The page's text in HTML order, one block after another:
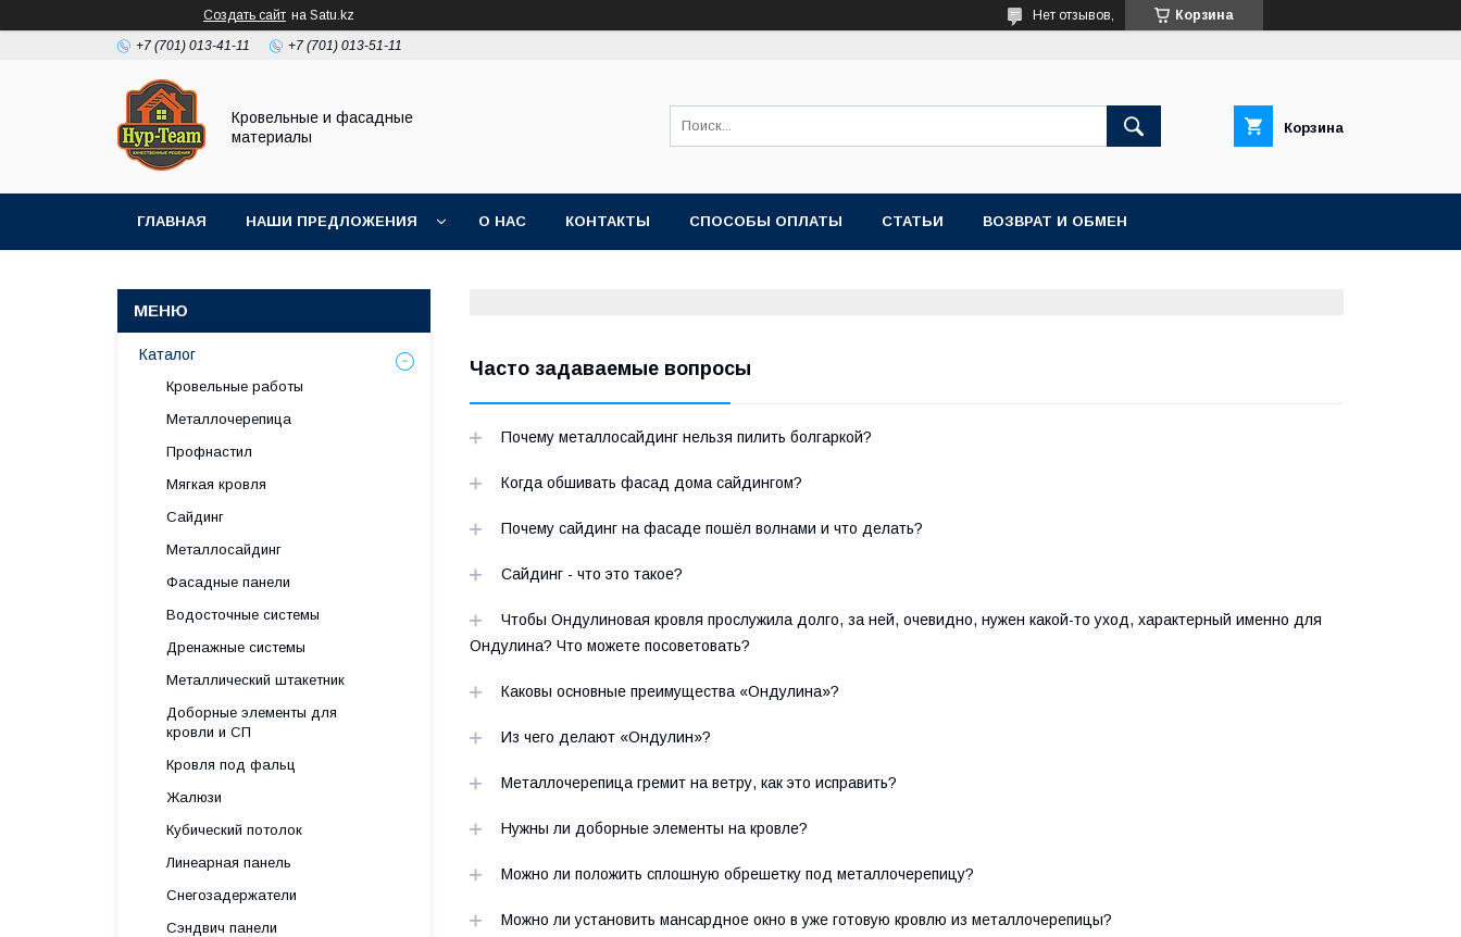
Создать сайт на Satu.kz Корзина
Нет отзывов,
+7 (701) 013-41-11 +7 (701) 013-51-11
Кровельные и фасадные
материалы
Корзина
ГЛАВНАЯ НАШИ ПРЕДЛОЖЕНИЯ О НАС КОНТАКТЫ СПОСОБЫ ОПЛАТЫ СТАТЬИ ВОЗВРАТ И ОБМЕН
Часто задаваемые вопросы
Почему металлосайдинг нельзя пилить болгаркой?
Когда обшивать фасад дома сайдингом?
Почему сайдинг на фасаде пошёл волнами и что делать?
Сайдинг - что это такое?
Чтобы Ондулиновая кровля прослужила долго, за ней, очевидно, нужен какой-то уход, характерный именно для
Ондулина? Что можете посоветовать?
Каковы основные преимущества «Ондулина»?
Из чего делают «Ондулин»?
Металлочерепица гремит на ветру, как это исправить?
Нужны ли доборные элементы на кровле?
Можно ли положить сплошную обрешетку под металлочерепицу?
Можно ли установить мансардное окно в уже готовую кровлю из металлочерепицы?
Каталог
Кровельные работы
Металлочерепица
Профнастил
Мягкая кровля
Сайдинг
Металлосайдинг
Фасадные панели
Водосточные системы
Дренажные системы
Металлический штакетник
Доборные элементы для
кровли и СП
Кровля под фальц
Жалюзи
Кубический потолок
Линеарная панель
Снегозадержатели
Сэндвич панели